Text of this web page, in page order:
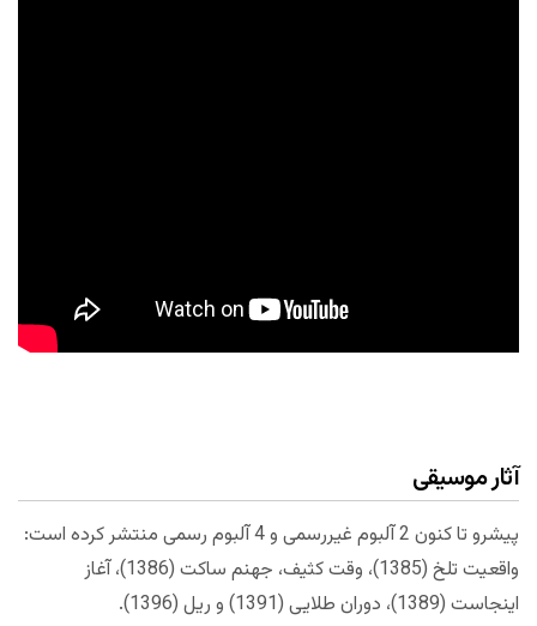
آثار موسیقی
پیشرو تا کنون 2 آلبوم غیررسمی و 4 آلبوم رسمی منتشر کرده است:
واقعیت تلخ (1385)، وقت کثیف، جهنم ساکت (1386)،‌ آغاز
اینجاست (1389)، دوران طلایی (1391) و ریل (1396).